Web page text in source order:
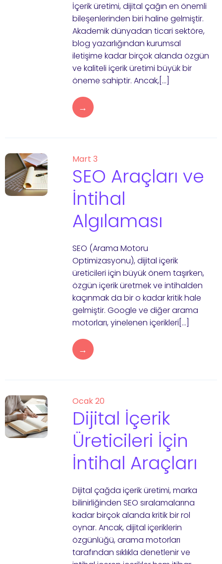
İçerik üretimi, dijital çağın en önemli
bileşenlerinden biri haline gelmiştir.
Akademik dünyadan ticari sektöre,
blog yazarlığından kurumsal
iletişime kadar birçok alanda özgün
ve kaliteli içerik üretimi büyük bir
öneme sahiptir. Ancak,[…]
→
Mart 3
SEO Araçları ve
İntihal
Algılaması
SEO (Arama Motoru
Optimizasyonu), dijital içerik
üreticileri için büyük önem taşırken,
özgün içerik üretmek ve intihalden
kaçınmak da bir o kadar kritik hale
gelmiştir. Google ve diğer arama
motorları, yinelenen içerikleri[…]
→
Ocak 20
Dijital İçerik
Üreticileri İçin
İntihal Araçları
Dijital çağda içerik üretimi, marka
bilinirliğinden SEO sıralamalarına
kadar birçok alanda kritik bir rol
oynar. Ancak, dijital içeriklerin
özgünlüğü, arama motorları
tarafından sıklıkla denetlenir ve